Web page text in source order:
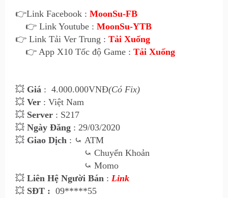
👉Link Facebook : MoonSu-FB
👉 Link Youtube : MoonSu-YTB
👉 Link Tải Ver Trung : Tải Xuống
👉 App X10 Tốc độ Game : Tải Xuống
💥 Giá : 4.000.000VNĐ(Có Fix)
💥 Ver : Việt Nam
💥 Server : S217
💥 Ngày Đăng : 29/03/2020
💥 Giao Dịch : ⤿ ATM
⤿ Chuyển Khoản
⤿ Momo
💥 Liên Hệ Người Bán : Link
💥 SĐT : 09*****55